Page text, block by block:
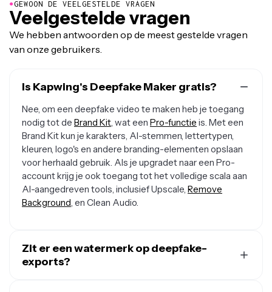
●GEWOON DE VEELGESTELDE VRAGEN
Veelgestelde vragen
We hebben antwoorden op de meest gestelde vragen
van onze gebruikers.
Is Kapwing's Deepfake Maker gratis?
Nee, om een deepfake video te maken heb je toegang
nodig tot de Brand Kit , wat een Pro-functie is. Met een
Brand Kit kun je karakters, AI-stemmen, lettertypen,
kleuren, logo's en andere branding-elementen opslaan
voor herhaald gebruik. Als je upgradet naar een Pro-
account krijg je ook toegang tot het volledige scala aan
AI-aangedreven tools, inclusief Upscale, Remove
Background , en Clean Audio.
Zit er een watermerk op deepfake-
exports?